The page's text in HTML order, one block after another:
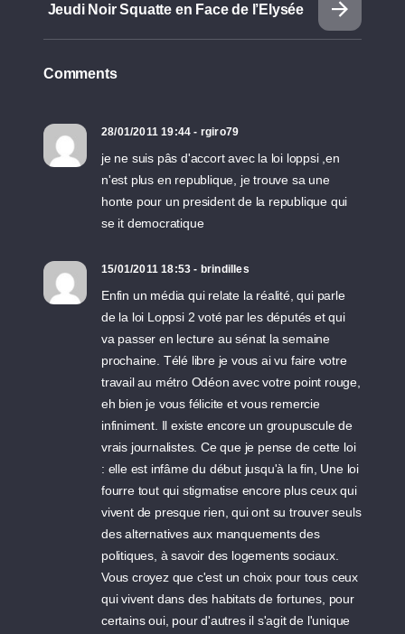
Jeudi Noir Squatte en Face de l’Elysée
Comments
28/01/2011 19:44 - rgiro79
je ne suis pâs d'accort avec la loi loppsi ,en
n'est plus en republique, je trouve sa une
honte pour un president de la republique qui
se it democratique
15/01/2011 18:53 - brindilles
Enfin un média qui relate la réalité, qui parle
de la loi Loppsi 2 voté par les députés et qui
va passer en lecture au sénat la semaine
prochaine. Télé libre je vous ai vu faire votre
travail au métro Odéon avec votre point rouge,
eh bien je vous félicite et vous remercie
infiniment. Il existe encore un groupuscule de
vrais journalistes. Ce que je pense de cette loi
: elle est infâme du début jusqu'à la fin, Une loi
fourre tout qui stigmatise encore plus ceux qui
vivent de presque rien, qui ont su trouver seuls
des alternatives aux manquements des
politiques, à savoir des logements sociaux.
Vous croyez que c'est un choix pour tous ceux
qui vivent dans des habitats de fortunes, pour
certains oui, pour d'autres il s'agit de l'unique